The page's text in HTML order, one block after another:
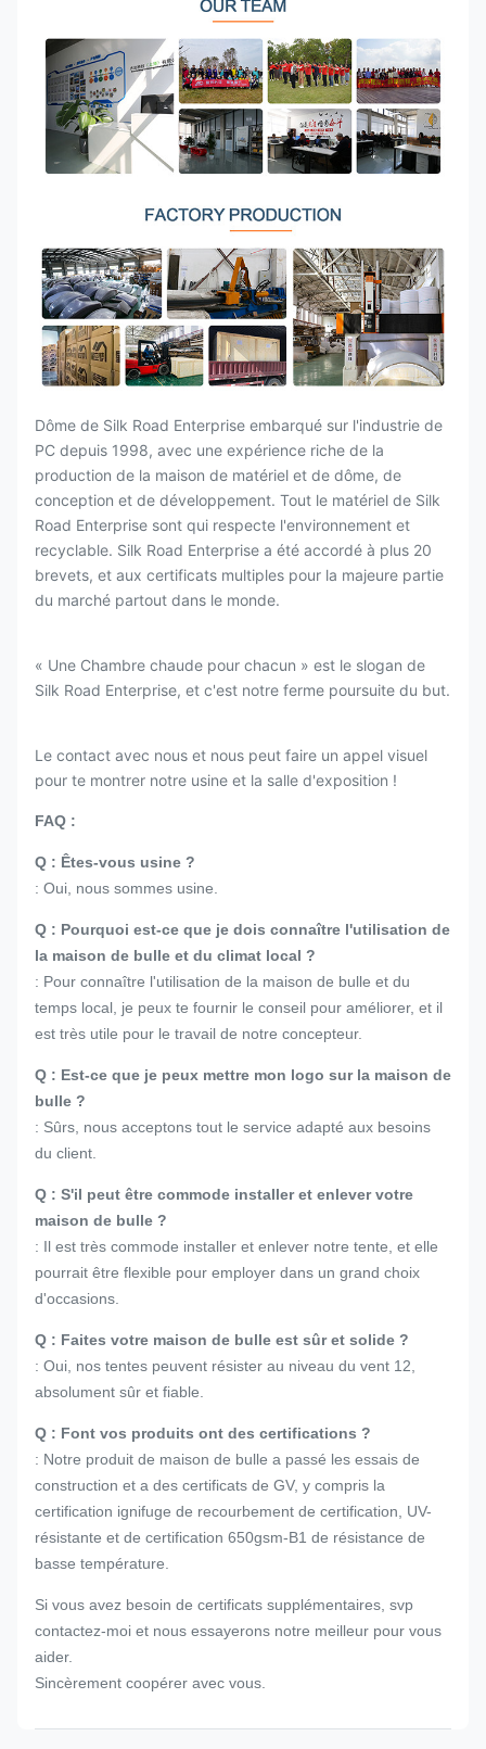
Dôme de Silk Road Enterprise embarqué sur l'industrie de
PC depuis 1998, avec une expérience riche de la
production de la maison de matériel et de dôme, de
conception et de développement. Tout le matériel de Silk
Road Enterprise sont qui respecte l'environnement et
recyclable. Silk Road Enterprise a été accordé à plus 20
brevets, et aux certificats multiples pour la majeure partie
du marché partout dans le monde.
« Une Chambre chaude pour chacun » est le slogan de
Silk Road Enterprise, et c'est notre ferme poursuite du but.
Le contact avec nous et nous peut faire un appel visuel
pour te montrer notre usine et la salle d'exposition !
FAQ :
Q : Êtes-vous usine ?
: Oui, nous sommes usine.
Q : Pourquoi est-ce que je dois connaître l'utilisation de
la maison de bulle et du climat local ?
: Pour connaître l'utilisation de la maison de bulle et du
temps local, je peux te fournir le conseil pour améliorer, et il
est très utile pour le travail de notre concepteur.
Q : Est-ce que je peux mettre mon logo sur la maison de
bulle ?
: Sûrs, nous acceptons tout le service adapté aux besoins
du client.
Q : S'il peut être commode installer et enlever votre
maison de bulle ?
: Il est très commode installer et enlever notre tente, et elle
pourrait être flexible pour employer dans un grand choix
d'occasions.
Q : Faites votre maison de bulle est sûr et solide ?
: Oui, nos tentes peuvent résister au niveau du vent 12,
absolument sûr et fiable.
Q : Font vos produits ont des certifications ?
: Notre produit de maison de bulle a passé les essais de
construction et a des certificats de GV, y compris la
certification ignifuge de recourbement de certification, UV-
résistante et de certification 650gsm-B1 de résistance de
basse température.
Si vous avez besoin de certificats supplémentaires, svp
contactez-moi et nous essayerons notre meilleur pour vous
aider.
Sincèrement coopérer avec vous.